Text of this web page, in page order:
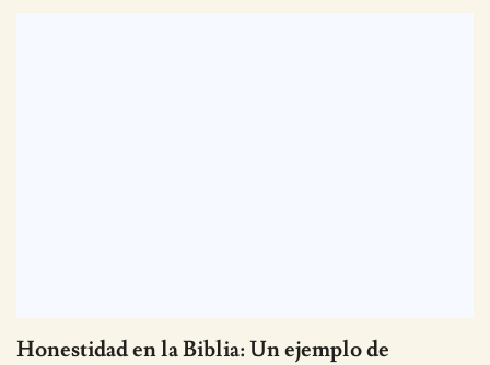
Honestidad en la Biblia: Un ejemplo de